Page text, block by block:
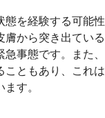
態を経験する可能性
膚から突き出ている
事態です。また、
こともあり、これは
す。